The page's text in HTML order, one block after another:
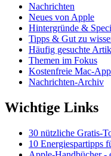
Nachrichten
Neues von Apple
Hintergründe &
Tipps & Gut zu
Häufig gesuchte
Themen im Fokus
Kostenfreie Mac-
Nachrichten-Archiv
Wichtige Links
30 nützliche Gratis-
10 Energiespartipps